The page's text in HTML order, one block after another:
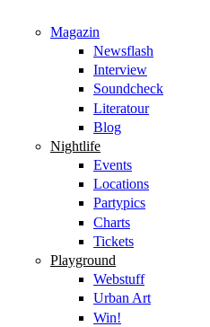
Magazin
Newsflash
Interview
Soundcheck
Literatour
Blog
Nightlife
Events
Locations
Partypics
Charts
Tickets
Playground
Webstuff
Urban Art
Win!